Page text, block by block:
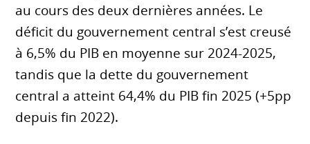
au cours des deux dernières années. Le
déficit du gouvernement central s’est creusé
à 6,5% du PIB en moyenne sur 2024-2025,
tandis que la dette du gouvernement
central a atteint 64,4% du PIB fin 2025 (+5pp
depuis fin 2022).